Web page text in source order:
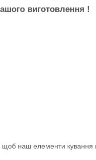
виготовлення !
наш елементи кування